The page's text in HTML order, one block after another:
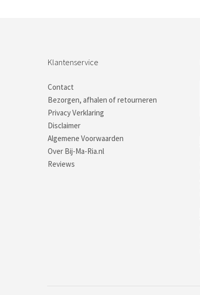
Klantenservice
Contact
Bezorgen, afhalen of retourneren
Privacy Verklaring
Disclaimer
Algemene Voorwaarden
Over Bij-Ma-Ria.nl
Reviews